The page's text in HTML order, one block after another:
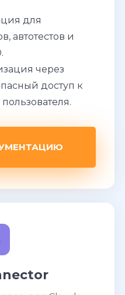
для
автотестов и
через
доступ к